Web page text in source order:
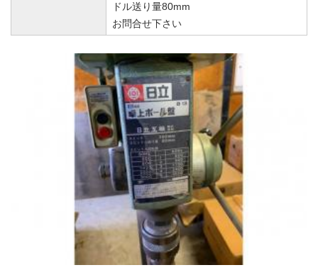
ドル送り量80mm
お問合せ下さい